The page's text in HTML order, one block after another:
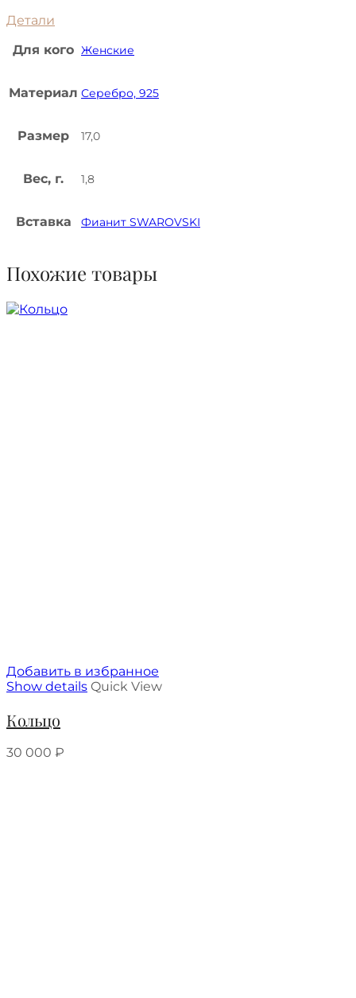
Детали
Для кого Женские
Материал Серебро, 925
Размер 17,0
Вес, г. 1,8
Вставка Фианит SWAROVSKI
Похожие товары
Добавить в избранное
Show details Quick View
Кольцо
30 000 ₽